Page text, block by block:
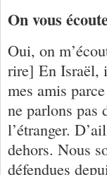
On vous
Oui, on
rire] En Israël,
mes amis
ne parlons pas
l’étranger.
dehors. Nous
défendues